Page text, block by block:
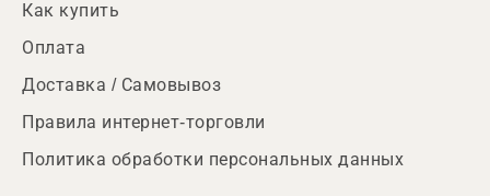
Как купить
Оплата
Доставка / Самовывоз
Правила интернет-торговли
Политика обработки персональных данных